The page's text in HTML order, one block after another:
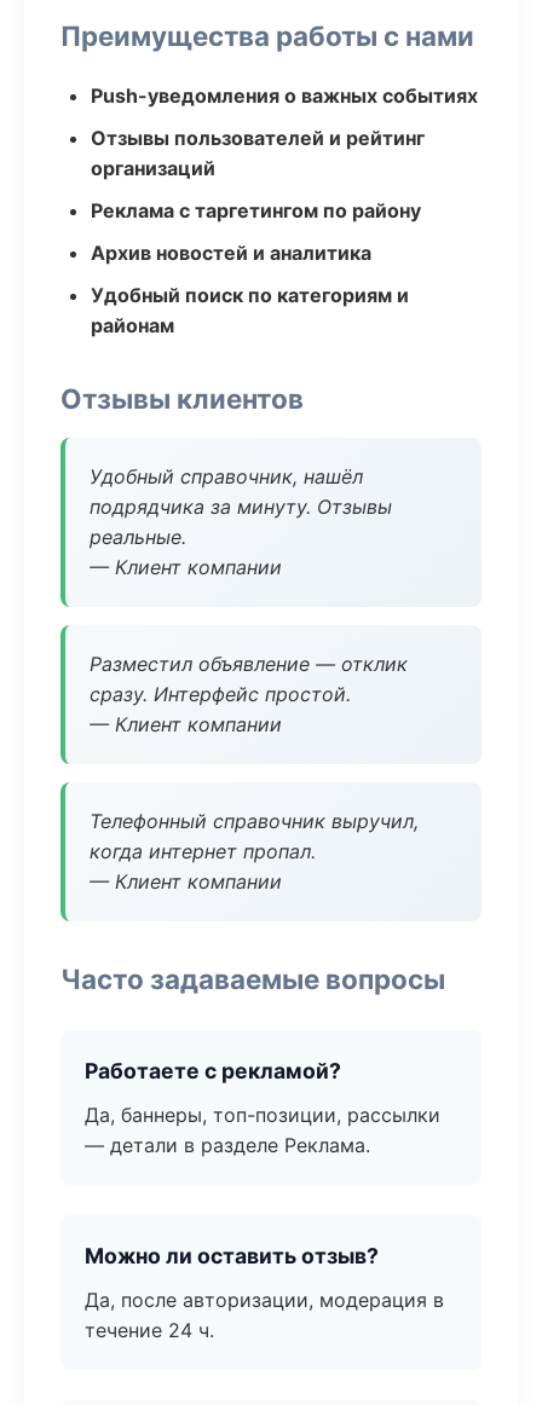
Преимущества работы с нами
Push-уведомления о важных событиях
Отзывы пользователей и рейтинг
организаций
Реклама с таргетингом по району
Архив новостей и аналитика
Удобный поиск по категориям и
районам
Отзывы клиентов
Удобный справочник, нашёл
подрядчика за минуту. Отзывы
реальные.
— Клиент компании
Разместил объявление — отклик
сразу. Интерфейс простой.
— Клиент компании
Телефонный справочник выручил,
когда интернет пропал.
— Клиент компании
Часто задаваемые вопросы
Работаете с рекламой?
Да, баннеры, топ-позиции, рассылки
— детали в разделе Реклама.
Можно ли оставить отзыв?
Да, после авторизации, модерация в
течение 24 ч.